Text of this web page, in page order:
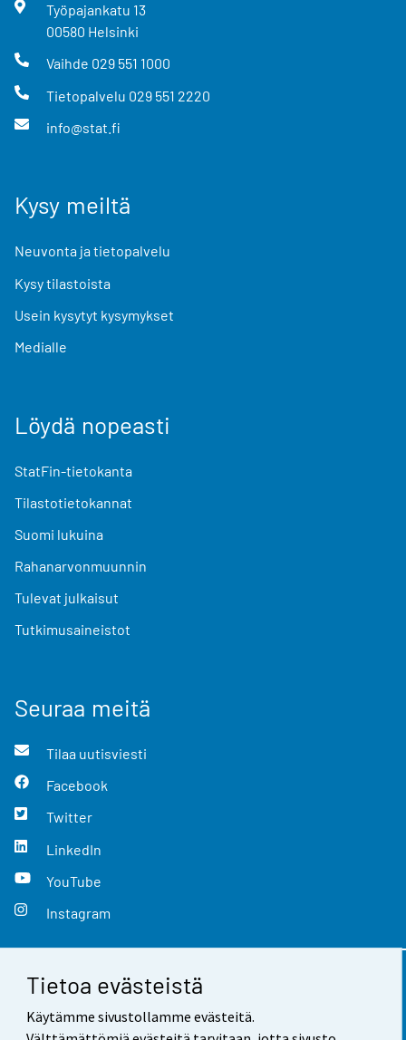
Tietoa evästeistä
Käytämme sivustollamme evästeitä.
Työpajankatu 13
00580 Helsinki
Vaihde 029 551 1000
Tietopalvelu 029 551 2220
info@stat.fi
Kysy meiltä
Neuvonta ja tietopalvelu
Kysy tilastoista
Usein kysytyt kysymykset
Medialle
Löydä nopeasti
StatFin-tietokanta
Tilastotietokannat
Suomi lukuina
Rahanarvonmuunnin
Tulevat julkaisut
Tutkimusaineistot
Seuraa meitä
Tilaa uutisviesti
Facebook
Twitter
LinkedIn
YouTube
Instagram
Yhteystiedot
Palaute